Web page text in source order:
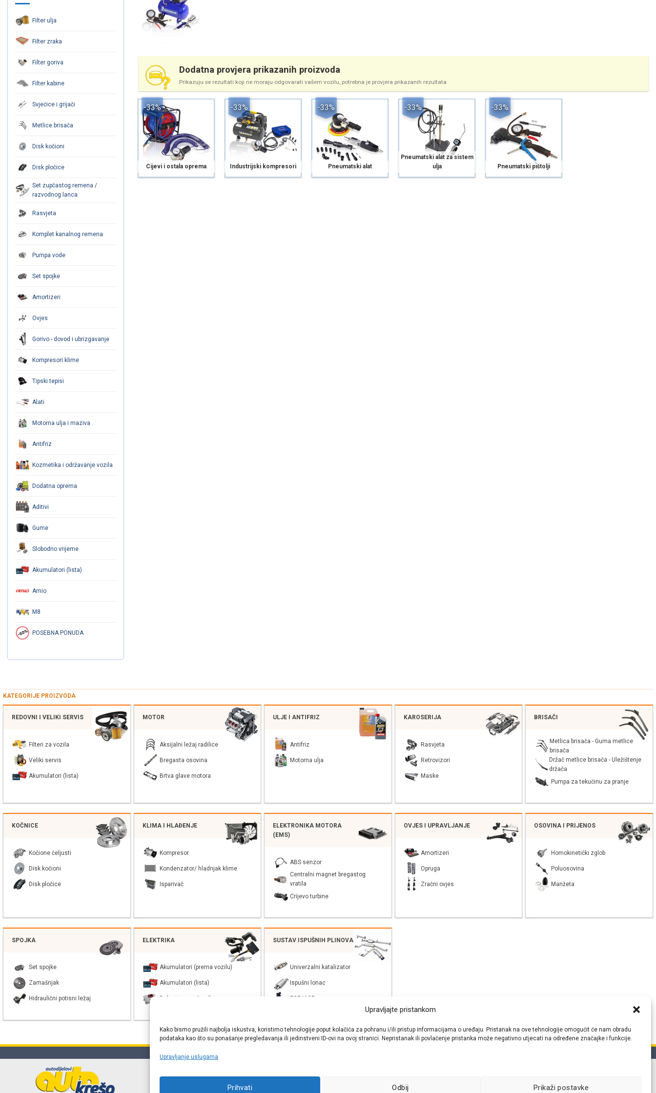
Upravljajte pristankom
Kako bismo pružili najbolja iskustva, koristimo tehnologije poput kolačića za pohranu i/ili pristup informacijama o uređaju. Pristanak na ove tehnologije omogućit će nam obradu
podataka kao što su ponašanje pregledavanja ili jedinstveni ID-ovi na ovoj stranici. Nepristanak ili povlačenje pristanka može negativno utjecati na određene značajke i funkcije.
Upravljanje uslugama
Prihvati Odbij Prikaži postavke
Filter ulja
Filter zraka
Filter goriva
Filter kabine
Svjećice i grijači
Metlice brisača
Disk kočioni
Disk pločice
Set zupčastog remena /
razvodnog lanca
Rasvjeta
Komplet kanalnog remena
Pumpa vode
Set spojke
Amortizeri
Ovjes
Gorivo - dovod i ubrizgavanje
Kompresori klime
Tipski tepisi
Alati
Motorna ulja i maziva
Antifriz
Kozmetika i održavanje vozila
Dodatna oprema
Aditivi
Gume
Slobodno vrijeme
Akumulatori (lista)
Amio
M8
POSEBNA PONUDA
Dodatna provjera prikazanih proizvoda
Prikazuju se rezultati koji ne moraju odgovarati vašem vozilu, potrebna je provjera prikazanih rezultata
Cijevi i ostala oprema
-33%
Industrijski kompresori
-33%
Pneumatski alat
-33%
Pneumatski alat za sistem
ulja
-33%
Pneumatski pištolji
-33%
KATEGORIJE PROIZVODA
REDOVNI I VELIKI SERVIS
Filteri za vozila
Veliki servis
Akumulatori (lista)
MOTOR
Aksijalni ležaj radilice
Bregasta osovina
Brtva glave motora
ULJE I ANTIFRIZ
Antifriz
Motorna ulja
KAROSERIJA
Rasvjeta
Retrovizori
Maske
BRISAČI
Metlica brisača - Guma metlice
brisača
Držač metlice brisača - Uležištenje
držača
Pumpa za tekućinu za pranje
KOČNICE
Kočione čeljusti
Disk kočioni
Disk pločice
KLIMA I HLAĐENJE
Kompresor
Kondenzator/ hladnjak klime
Isparivač
ELEKTRONIKA MOTORA
(EMS)
ABS senzor
Centralni magnet bregastog
vratila
Crijevo turbine
OVJES I UPRAVLJANJE
Amortizeri
Opruga
Zračni ovjes
OSOVINA I PRIJENOS
Homokinetički zglob
Poluosovina
Manžeta
SPOJKA
Set spojke
Zamašnjak
Hidraulični potisni ležaj
ELEKTRIKA
Akumulatori (prema vozilu)
Akumulatori (lista)
Balast xenon žarulje
SUSTAV ISPUŠNIH PLINOVA
Univerzalni katalizator
Ispušni lonac
EGR/AGR
Online webshop autodijelova- Auto Krešo - preko 200 svjetski poznatih i priznatih
proizvođača rezervnih dijelova za sve vrste i tipove osobnih i lakih teretnih vozila.